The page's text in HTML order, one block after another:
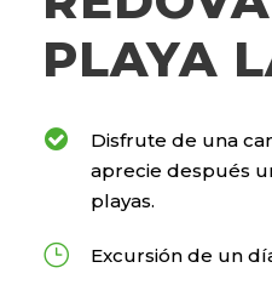
PLAYA
Disfrute de una
aprecie después
playas.
Excursión de un